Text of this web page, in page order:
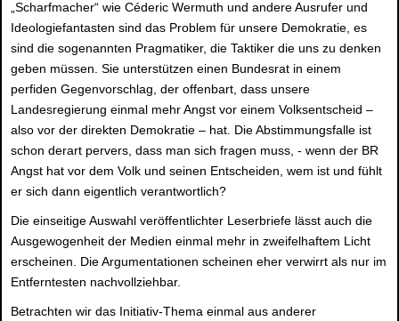
„Scharfmacher“ wie Céderic Wermuth und andere Ausrufer und
Ideologiefantasten sind das Problem für unsere Demokratie, es
sind die sogenannten Pragmatiker, die Taktiker die uns zu denken
geben müssen. Sie unterstützen einen Bundesrat in einem
perfiden Gegenvorschlag, der offenbart, dass unsere
Landesregierung einmal mehr Angst vor einem Volksentscheid –
also vor der direkten Demokratie – hat. Die Abstimmungsfalle ist
schon derart pervers, dass man sich fragen muss, - wenn der BR
Angst hat vor dem Volk und seinen Entscheiden, wem ist und fühlt
er sich dann eigentlich verantwortlich?
Die einseitige Auswahl veröffentlichter Leserbriefe lässt auch die
Ausgewogenheit der Medien einmal mehr in zweifelhaftem Licht
erscheinen. Die Argumentationen scheinen eher verwirrt als nur im
Entferntesten nachvollziehbar.
Betrachten wir das Initiativ-Thema einmal aus anderer